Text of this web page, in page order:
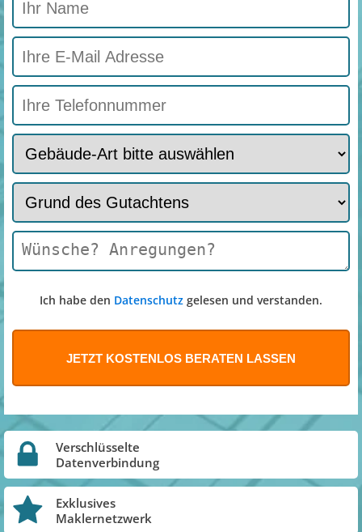
Ich habe den Datenschutz gelesen und verstanden.
Verschlüsselte
Datenverbindung
Exklusives
Maklernetzwerk